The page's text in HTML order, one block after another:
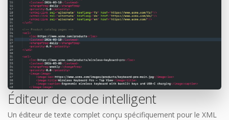
Éditeur de code intelligent
Un éditeur de texte complet conçu spécifiquement pour le XML